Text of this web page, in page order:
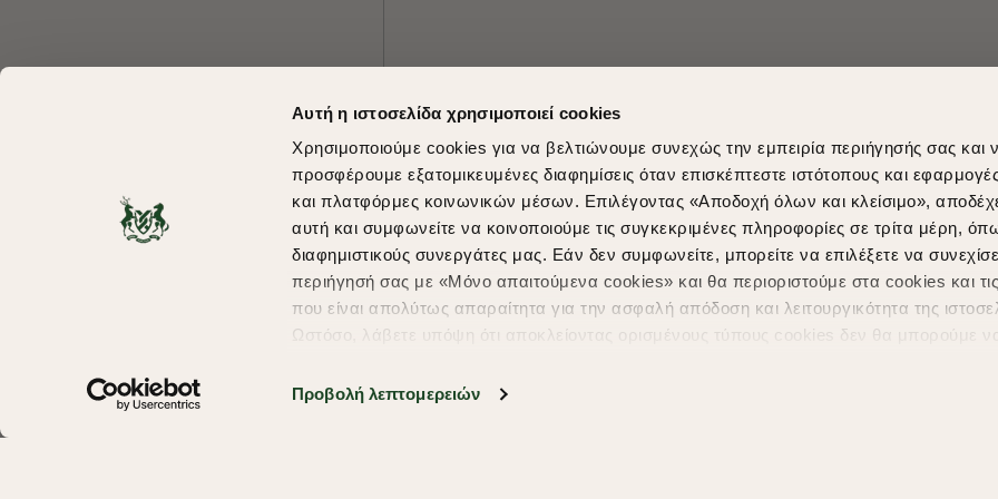
Αυτή η ιστοσελίδα χρησιμοποιεί cookies
Χρησιμοποιούμε cookies για να βελτιώνουμε συνεχώς την εμπειρία περιήγησής σας και
προσφέρουμε εξατομικευμένες διαφημίσεις όταν επισκέπτεστε ιστότοπους και
και πλατφόρμες κοινωνικών μέσων. Επιλέγοντας «Αποδοχή όλων και κλείσιμο»,
αυτή και συμφωνείτε να κοινοποιούμε τις συγκεκριμένες πληροφορίες σε τρίτα μέρη,
διαφημιστικούς συνεργάτες μας. Εάν δεν συμφωνείτε, μπορείτε να επιλέξετε να
περιήγησή σας με «Μόνο απαιτούμενα cookies» και θα περιοριστούμε στα cookies και τις
που είναι απολύτως απαραίτητα για την ασφαλή απόδοση και λειτουργικότητα της
Ωστόσο, λάβετε υπόψη ότι αποκλείοντας ορισμένους τύπους cookies δεν θα μπορούμε
υπηρεσίες και διαφημίσεις. Για να προσαρμόσετε τις επιλογές σας ή να ανακαλέσετε τη
Προβολή λεπτομερειών
Shopping in secure with Shipping